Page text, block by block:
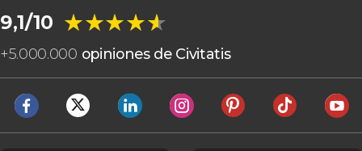
9,1/10 ★★★★★
★★★★★
+5.000.000 opiniones de Civitatis